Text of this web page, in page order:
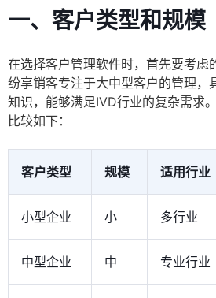
一、客户类型和规模
在选择客户管理软件时，首先要考虑
纷享销客专注于大中型客户的管理，
知识，能够满足IVD行业的复杂需求
比较如下：
客户类型 规模 适用行业
小型企业 小 多行业
中型企业 中 专业行业